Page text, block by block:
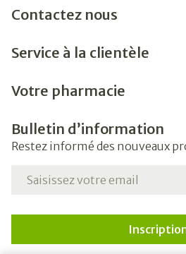
Contactez nous
Service à la clientèle
Votre pharmacie
Bulletin d’information
Restez informé des nouveaux
Adresse mail